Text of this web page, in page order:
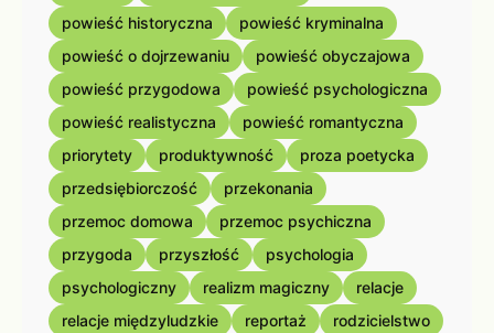
powieść historyczna
powieść kryminalna
powieść o dojrzewaniu
powieść obyczajowa
powieść przygodowa
powieść psychologiczna
powieść realistyczna
powieść romantyczna
priorytety
produktywność
proza poetycka
przedsiębiorczość
przekonania
przemoc domowa
przemoc psychiczna
przygoda
przyszłość
psychologia
psychologiczny
realizm magiczny
relacje
relacje międzyludzkie
reportaż
rodzicielstwo